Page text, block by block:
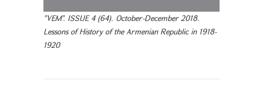
"VEM". ISSUE 4 (64). October-December 2018.
Lessons of History of the Armenian Republic in 1918-
1920